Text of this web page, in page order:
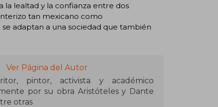
la lealtad y la confianza entre dos
tan mexicano como
adaptan a una sociedad que también
Ver Página del Autor
pintor, activista y académico
por su obra Aristóteles y Dante
otras